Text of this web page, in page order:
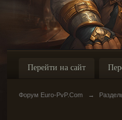
Перейти на сайт
Форум Euro-PvP.Com →